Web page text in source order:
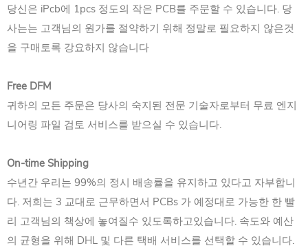
당신은 iPcb에 1pcs 정도의 작은 PCB를 주문할 수 있습니다. 당
사는는 고객님의 원가를 절약하기 위해 정말로 필요하지 않은것
을 구매토록 강요하지 않습니다
Free DFM
귀하의 모든 주문은 당사의 숙지된 전문 기술자로부터 무료 엔지
니어링 파일 검토 서비스를 받으실 수 있습니다.
On-time Shipping
수년간 우리는 99%의 정시 배송률을 유지하고 있다고 자부합니
다. 저희는 3 교대로 근무하면서 PCBs 가 예정대로 가능한 한 빨
리 고객님의 책상에 놓여질수 있도록하고있습니다. 속도와 예산
의 균형을 위해 DHL 및 다른 택배 서비스를 선택할 수 있습니다.